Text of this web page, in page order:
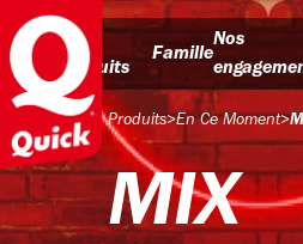
Nos
produits
Famille
Nos
Produits>En Ce Moment>
MIX